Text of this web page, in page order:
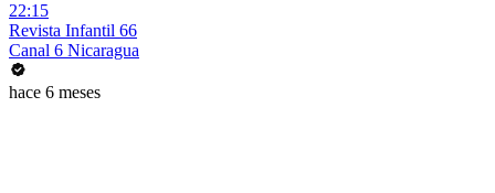
22:15
Revista Infantil 66
Canal 6 Nicaragua
hace 6 meses